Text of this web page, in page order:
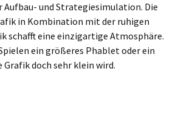
und Strategiesimulation. Die
in Kombination mit der ruhigen
schafft eine einzigartige Atmosphäre.
ein größeres Phablet oder ein
Grafik doch sehr klein wird.
– rymdkapsel für IOS und Android